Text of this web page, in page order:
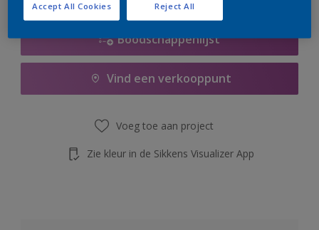
Boodschappenlijst
Vind een verkooppunt
Voeg toe aan project
Zie kleur in de Sikkens Visualizer App
Reject All
Accept All Cookies